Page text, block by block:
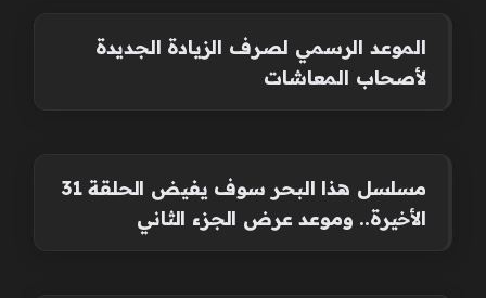
الموعد الرسمي لصرف الزيادة الجديدة
لأصحاب المعاشات
مسلسل هذا البحر سوف يفيض الحلقة 31
الأخيرة.. وموعد عرض الجزء الثاني